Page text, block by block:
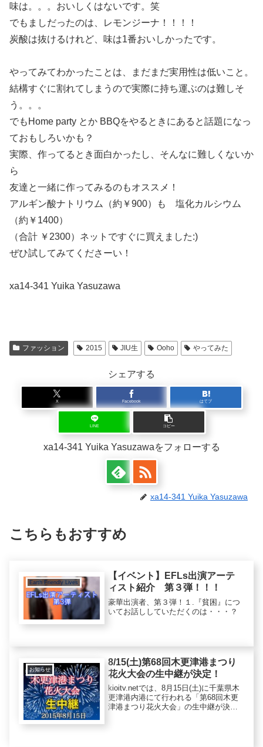
味は。。。おいしくはないです。笑
でもましだったのは、レモンジーナ！！！！
炭酸は抜けるけれど、味は1番おいしかったです。
やってみてわかったことは、まだまだ実用性は低いこと。
結構すぐに割れてしまうので実際に持ち運ぶのは難しそ
う。。。
でもHome party とか BBQをやるときにあると話題になっ
ておもしろいかも？
実際、作ってるとき面白かったし、そんなに難しくないか
ら
友達と一緒に作ってみるのもオススメ！
アルギン酸ナトリウム（約￥900）も 塩化カルシウム
（約￥1400）
（合計 ￥2300）ネットですぐに買えました:)
ぜひ試してみてくださーい！
xa14-341 Yuika Yasuzawa
ファッション 2015 JIU生 Ooho やってみた
シェアする
X Facebook はてブ
LINE コピー
xa14-341 Yuika Yasuzawaをフォローする
xa14-341 Yuika Yasuzawa
こちらもおすすめ
Earth Friendly Lives
【イベント】EFLs出演アーテ
ィスト紹介 第３弾！！！
豪華出演者、第３弾！１.『貧困』につ
いてお話ししていただくのは・・・？
お知らせ
8/15(土)第68回木更津港まつり
花火大会の生中継が決定！
kioitv.netでは、8月15日(土)に千葉県木
更津港内港にて行われる「第68回木更
津港まつり花火大会」の生中継が決定